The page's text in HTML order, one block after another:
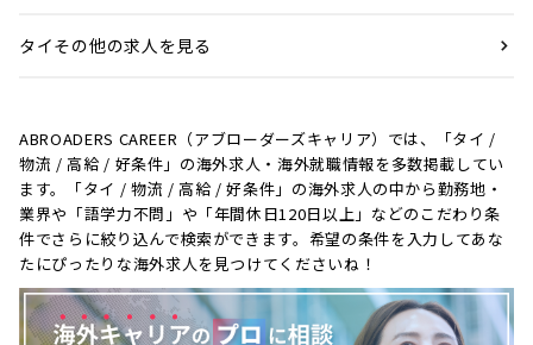
タイその他の求人を見る
ABROADERS CAREER（アブローダーズキャリア）では、「タイ /
物流 / 高給 / 好条件」の海外求人・海外就職情報を多数掲載してい
ます。「タイ / 物流 / 高給 / 好条件」の海外求人の中から勤務地・
業界や「語学力不問」や「年間休日120日以上」などのこだわり条
件でさらに絞り込んで検索ができます。希望の条件を入力してあな
たにぴったりな海外求人を見つけてくださいね！